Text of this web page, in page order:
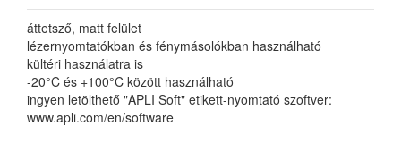
áttetsző, matt felület
lézernyomtatókban és fénymásolókban használható
kültéri használatra is
-20°C és +100°C között használható
ingyen letölthető "APLI Soft" etikett-nyomtató szoftver:
www.apli.com/en/software